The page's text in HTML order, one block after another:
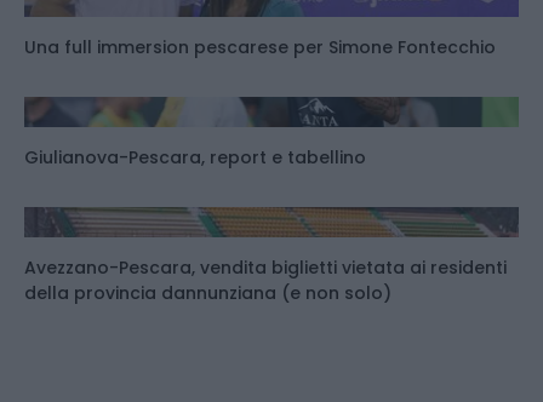
Una full immersion pescarese per Simone Fontecchio
Giulianova-Pescara, report e tabellino
Avezzano-Pescara, vendita biglietti vietata ai residenti
della provincia dannunziana (e non solo)